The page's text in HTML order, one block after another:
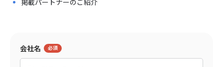
掲載パートナーのご紹介
会社名